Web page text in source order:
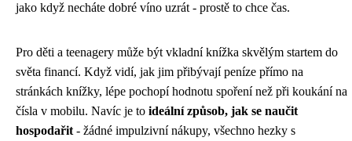
jako když necháte dobré víno uzrát - prostě to chce čas.
Pro děti a teenagery může být vkladní knížka skvělým startem do
světa financí. Když vidí, jak jim přibývají peníze přímo na
stránkách knížky, lépe pochopí hodnotu spoření než při koukání na
čísla v mobilu. Navíc je to ideální způsob, jak se naučit
hospodařit - žádné impulzivní nákupy, všechno hezky s